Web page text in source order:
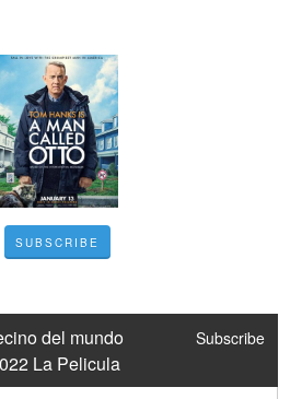
SUBSCRIBE
del mundo
La Pelicula
Subscribe